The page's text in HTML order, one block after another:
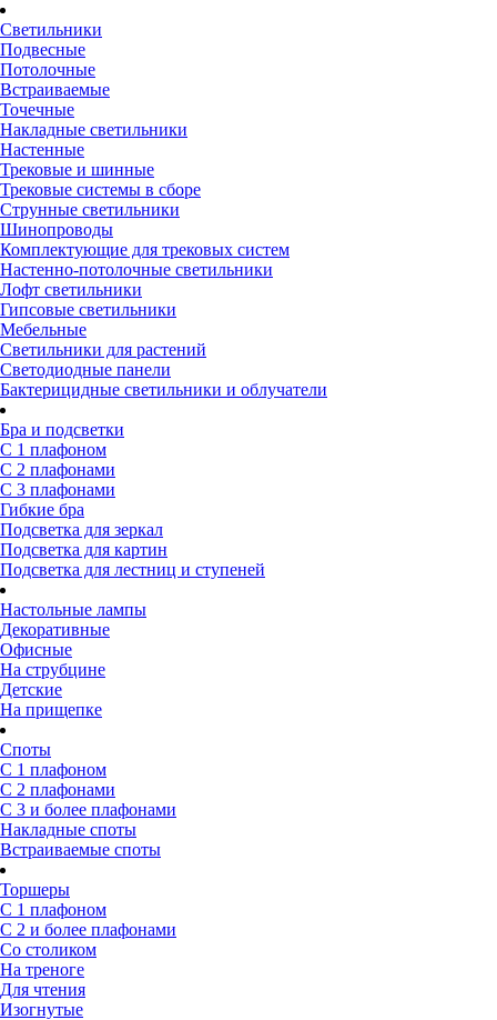
Светильники
Подвесные
Потолочные
Встраиваемые
Точечные
Накладные светильники
Настенные
Трековые и шинные
Трековые системы в сборе
Струнные светильники
Шинопроводы
Комплектующие для трековых систем
Настенно-потолочные светильники
Лофт светильники
Гипсовые светильники
Мебельные
Светильники для растений
Светодиодные панели
Бактерицидные светильники и облучатели
Бра и подсветки
С 1 плафоном
С 2 плафонами
С 3 плафонами
Гибкие бра
Подсветка для зеркал
Подсветка для картин
Подсветка для лестниц и ступеней
Настольные лампы
Декоративные
Офисные
На струбцине
Детские
На прищепке
Споты
С 1 плафоном
С 2 плафонами
С 3 и более плафонами
Накладные споты
Встраиваемые споты
Торшеры
С 1 плафоном
С 2 и более плафонами
Со столиком
На треноге
Для чтения
Изогнутые